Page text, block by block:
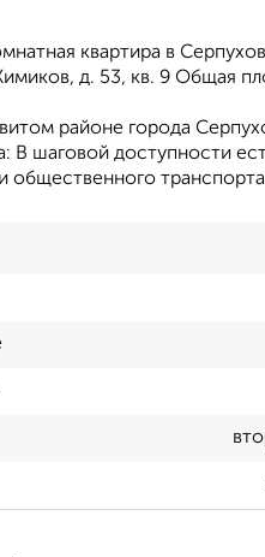
квартира в
д. 53, кв. 9 Общая
районе города
В шаговой доступности
общественного